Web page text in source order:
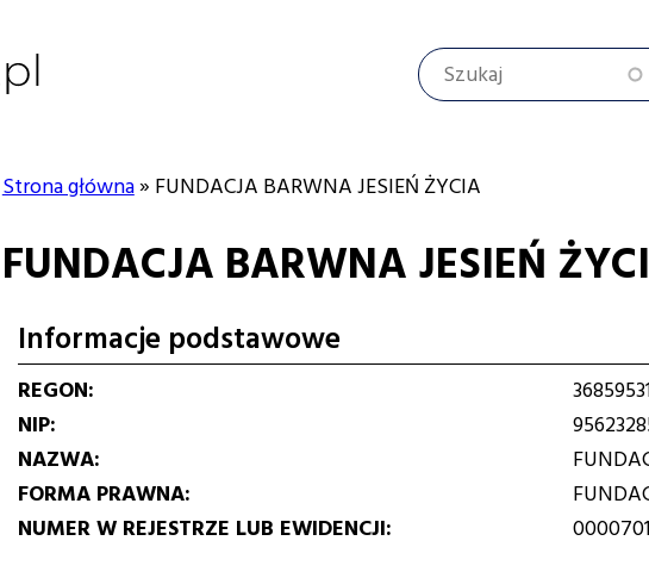
Szukaj
nawigacyjna
Strona główna FUNDACJA BARWNA JESIEŃ ŻYCIA
FUNDACJA BARWNA JESIEŃ
Informacje podstawowe
REGON
NIP
NAZWA
FORMA PRAWNA
NUMER W REJESTRZE LUB EWIDENCJI